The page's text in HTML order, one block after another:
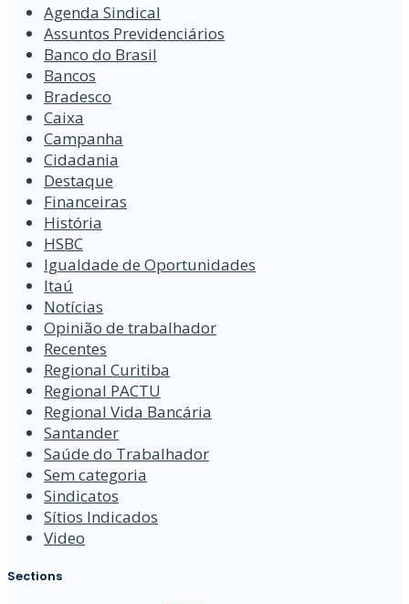
Agenda Sindical
Assuntos Previdenciários
Banco do Brasil
Bancos
Bradesco
Caixa
Campanha
Cidadania
Destaque
Financeiras
História
HSBC
Igualdade de Oportunidades
Itaú
Notícias
Opinião de trabalhador
Recentes
Regional Curitiba
Regional PACTU
Regional Vida Bancária
Santander
Saúde do Trabalhador
Sem categoria
Sindicatos
Sítios Indicados
Video
Sections